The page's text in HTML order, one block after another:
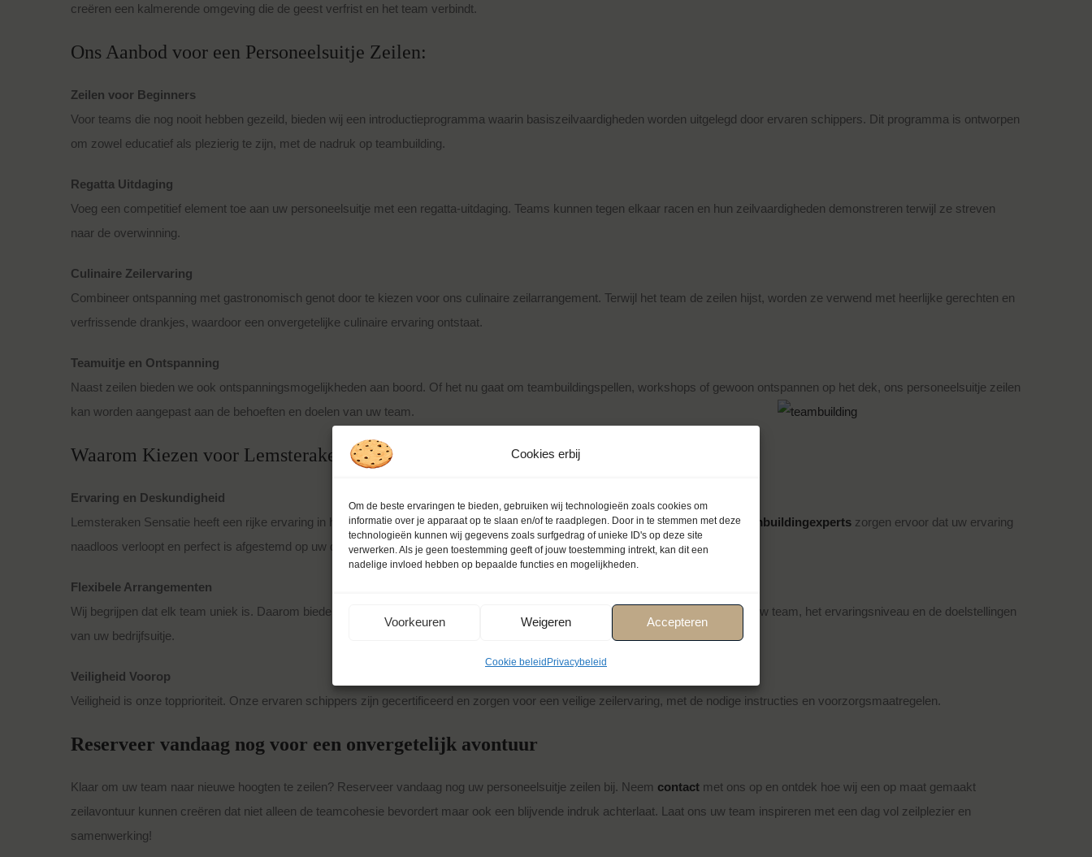
Cookies erbij
Om de beste ervaringen te bieden, gebruiken wij technologieën zoals cookies om
informatie over je apparaat op te slaan en/of te raadplegen. Door in te stemmen met deze
technologieën kunnen wij gegevens zoals surfgedrag of unieke ID's op deze site
verwerken. Als je geen toestemming geeft of jouw toestemming intrekt, kan dit een
nadelige invloed hebben op bepaalde functies en mogelijkheden.
Accepteren
Weigeren
Voorkeuren
Cookie beleidPrivacybeleid
creëren een kalmerende omgeving die de geest verfrist en het team verbindt.
Ons Aanbod voor een Personeelsuitje Zeilen:
Zeilen voor Beginners
Voor teams die nog nooit hebben gezeild, bieden wij een introductieprogramma waarin basiszeilvaardigheden worden uitgelegd door ervaren schippers. Dit programma is ontworpen
om zowel educatief als plezierig te zijn, met de nadruk op teambuilding.
Regatta Uitdaging
Voeg een competitief element toe aan uw personeelsuitje met een regatta-uitdaging. Teams kunnen tegen elkaar racen en hun zeilvaardigheden demonstreren terwijl ze streven
naar de overwinning.
Culinaire Zeilervaring
Combineer ontspanning met gastronomisch genot door te kiezen voor ons culinaire zeilarrangement. Terwijl het team de zeilen hijst, worden ze verwend met heerlijke gerechten en
verfrissende drankjes, waardoor een onvergetelijke culinaire ervaring ontstaat.
Teamuitje en Ontspanning
Naast zeilen bieden we ook ontspanningsmogelijkheden aan boord. Of het nu gaat om teambuildingspellen, workshops of gewoon ontspannen op het dek, ons personeelsuitje zeilen
kan worden aangepast aan de behoeften en doelen van uw team.
Waarom Kiezen voor Lemsteraken Sensatie voor Uw Personeelsuitje Zeilen:
Ervaring en Deskundigheid
Lemsteraken Sensatie heeft een rijke ervaring in het organiseren van zeiluitjes voor bedrijven. Onze deskundige schippers enteambuildingexpertszorgen ervoor dat uw ervaring
naadloos verloopt en perfect is afgestemd op uw doelen.
Flexibele Arrangementen
Wij begrijpen dat elk team uniek is. Daarom bieden we flexibele arrangementen die kunnen worden aangepast aan de grootte van uw team, het ervaringsniveau en de doelstellingen
van uw bedrijfsuitje.
Veiligheid Voorop
Veiligheid is onze topprioriteit. Onze ervaren schippers zijn gecertificeerd en zorgen voor een veilige zeilervaring, met de nodige instructies en voorzorgsmaatregelen.
Reserveer vandaag nog voor een onvergetelijk avontuur
Klaar om uw team naar nieuwe hoogten te zeilen? Reserveer vandaag nog uw personeelsuitje zeilen bij. Neem contactmet ons op en ontdek hoe wij een op maat gemaakt
zeilavontuur kunnen creëren dat niet alleen de teamcohesie bevordert maar ook een blijvende indruk achterlaat. Laat ons uw team inspireren met een dag vol zeilplezier en
samenwerking!